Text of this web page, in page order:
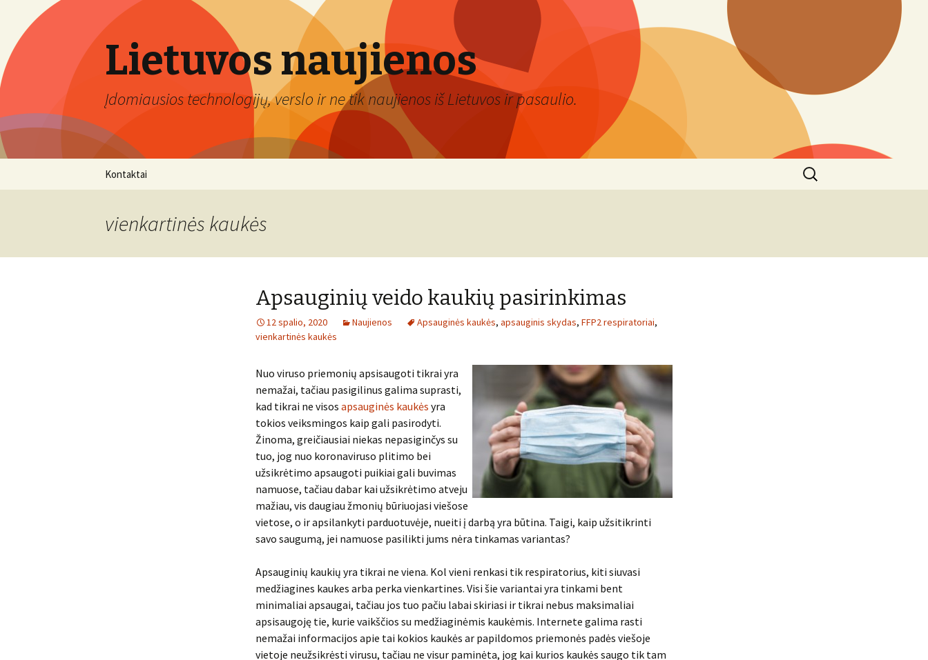
Lietuvos naujienos
Įdomiausios technologijų, verslo ir ne tik naujienos iš Lietuvos ir pasaulio.
Kontaktai
Ieškoti:
vienkartinės kaukės
Apsauginių veido kaukių pasirinkimas
12 spalio, 2020 Naujienos Apsauginės kaukės, apsauginis skydas, FFP2 respiratoriai,
vienkartinės kaukės
Nuo viruso priemonių apsisaugoti tikrai yra
nemažai, tačiau pasigilinus galima suprasti,
kad tikrai ne visos apsauginės kaukės yra
tokios veiksmingos kaip gali pasirodyti.
Žinoma, greičiausiai niekas nepasiginčys su
tuo, jog nuo koronaviruso plitimo bei
užsikrėtimo apsaugoti puikiai gali buvimas
namuose, tačiau dabar kai užsikrėtimo atveju
mažiau, vis daugiau žmonių būriuojasi viešose
vietose, o ir apsilankyti parduotuvėje, nueiti į darbą yra būtina. Taigi, kaip užsitikrinti
savo saugumą, jei namuose pasilikti jums nėra tinkamas variantas?
Apsauginių kaukių yra tikrai ne viena. Kol vieni renkasi tik respiratorius, kiti siuvasi
medžiagines kaukes arba perka vienkartines. Visi šie variantai yra tinkami bent
minimaliai apsaugai, tačiau jos tuo pačiu labai skiriasi ir tikrai nebus maksimaliai
apsisaugoję tie, kurie vaikščios su medžiaginėmis kaukėmis. Internete galima rasti
nemažai informacijos apie tai kokios kaukės ar papildomos priemonės padės viešoje
vietoje neužsikrėsti virusu, tačiau ne visur paminėta, jog kai kurios kaukės saugo tik tam